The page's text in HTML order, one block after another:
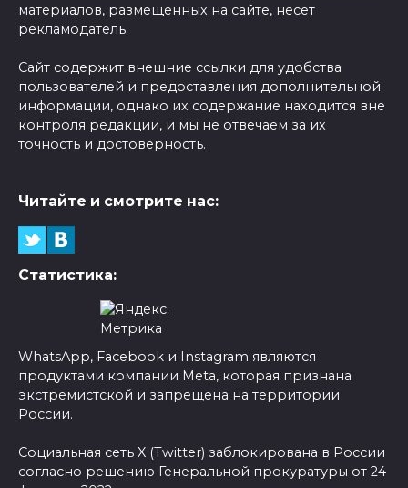
материалов, размещенных на сайте, несет
рекламодатель.
Сайт содержит внешние ссылки для удобства
пользователей и предоставления дополнительной
информации, однако их содержание находится вне
контроля редакции, и мы не отвечаем за их
точность и достоверность.
Читайте и смотрите нас:
Статистика:
WhatsApp, Facebook и Instagram являются
продуктами компании Meta, которая признана
экстремистской и запрещена на территории
России.
Социальная сеть X (Twitter) заблокирована в России
согласно решению Генеральной прокуратуры от 24